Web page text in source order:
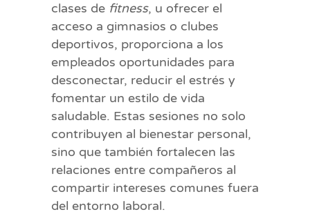
clases de fitness, u ofrecer el
acceso a gimnasios o clubes
deportivos, proporciona a los
empleados oportunidades para
desconectar, reducir el estrés y
fomentar un estilo de vida
saludable. Estas sesiones no solo
contribuyen al bienestar personal,
sino que también fortalecen las
relaciones entre compañeros al
compartir intereses comunes fuera
del entorno laboral.